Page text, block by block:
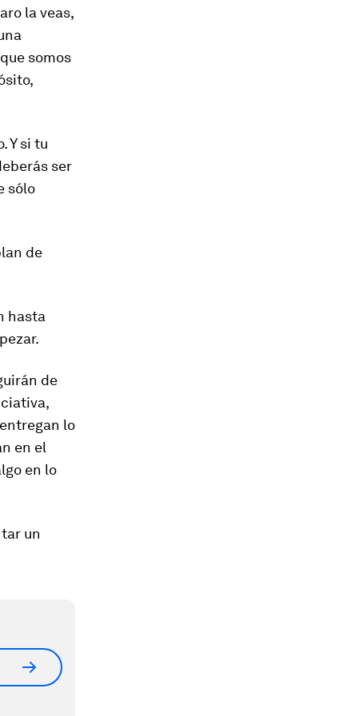
la veas,
somos
Y si tu
ser
sólo
de
hasta
de
lo
en el
en lo
un